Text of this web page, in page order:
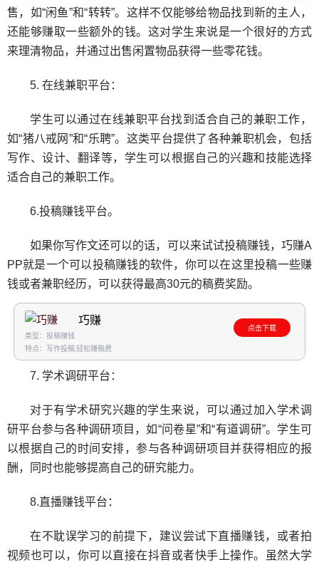
售，如“闲鱼”和“转转”。这样不仅能够给物品找到新的主人，
还能够赚取一些额外的钱。这对学生来说是一个很好的方式
来理清物品，并通过出售闲置物品获得一些零花钱。
5. 在线兼职平台：
学生可以通过在线兼职平台找到适合自己的兼职工作，
如“猪八戒网”和“乐聘”。这类平台提供了各种兼职机会，包括
写作、设计、翻译等，学生可以根据自己的兴趣和技能选择
适合自己的兼职工作。
6.投稿赚钱平台。
如果你写作文还可以的话，可以来试试投稿赚钱，巧赚A
PP就是一个可以投稿赚钱的软件，你可以在这里投稿一些赚
钱或者兼职经历，可以获得最高30元的稿费奖励。
巧赚
类型：投稿赚钱
特点：写作投稿,轻松赚稿费
点击下载
7. 学术调研平台：
对于有学术研究兴趣的学生来说，可以通过加入学术调
研平台参与各种调研项目，如“问卷星”和“有道调研”。学生可
以根据自己的时间安排，参与各种调研项目并获得相应的报
酬，同时也能够提高自己的研究能力。
8.直播赚钱平台：
在不耽误学习的前提下，建议尝试下直播赚钱，或者拍
视频也可以，你可以直接在抖音或者快手上操作。虽然大学